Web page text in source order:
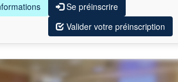
Se préinscrire
Valider votre préinscription